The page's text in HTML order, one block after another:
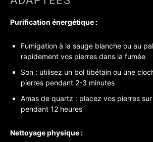
Purification énergétique :
Fumigation à la sauge blanche ou au
rapidement vos pierres dans la fumée
Son : utilisez un bol tibétain ou une
pierres pendant 2-3 minutes
Amas de quartz : placez vos pierres
pendant 12 heures
Nettoyage physique :